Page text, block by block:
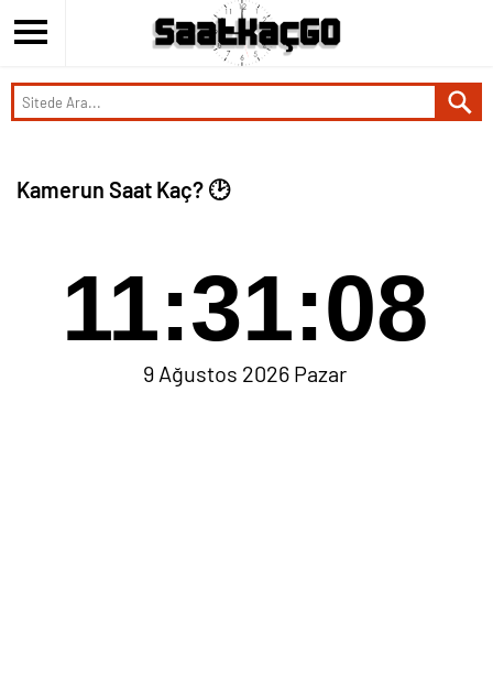
Kamerun Saat Kaç? 🕑
11:31:09
9 Ağustos 2026 Pazar